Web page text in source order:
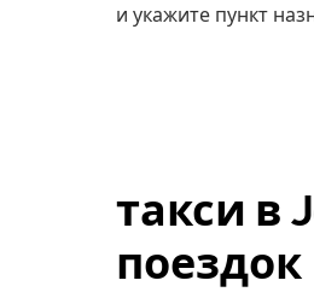
и укажите пункт
такси в
поездок